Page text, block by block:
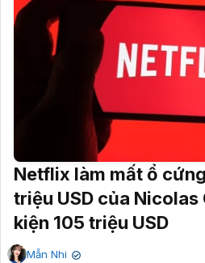
Netflix làm mất ổ
triệu USD của
kiện 105 triệu USD
Mẫn Nhi ✔